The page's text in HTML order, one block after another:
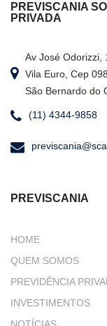
PREVISCANIA
PRIVADA
Av José Odorizzi,
Vila Euro, Cep
São Bernardo do
(11) 4344-9858
PREVISCANIA
HOME
QUEM SOMOS
PREVIDÊNCIA
INVESTIMENTOS